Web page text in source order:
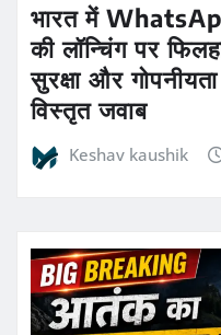
भारत में
की लॉन्चिंग पर
सुरक्षा और
विस्तृत जवाब
Keshav kaushik